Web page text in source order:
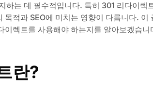
하는 데 필수적입니다. 특히 301 리다이렉
목적과 SEO에 미치는 영향이 다릅니다. 이
이렉트를 사용해야 하는지를 알아보겠습니
란?